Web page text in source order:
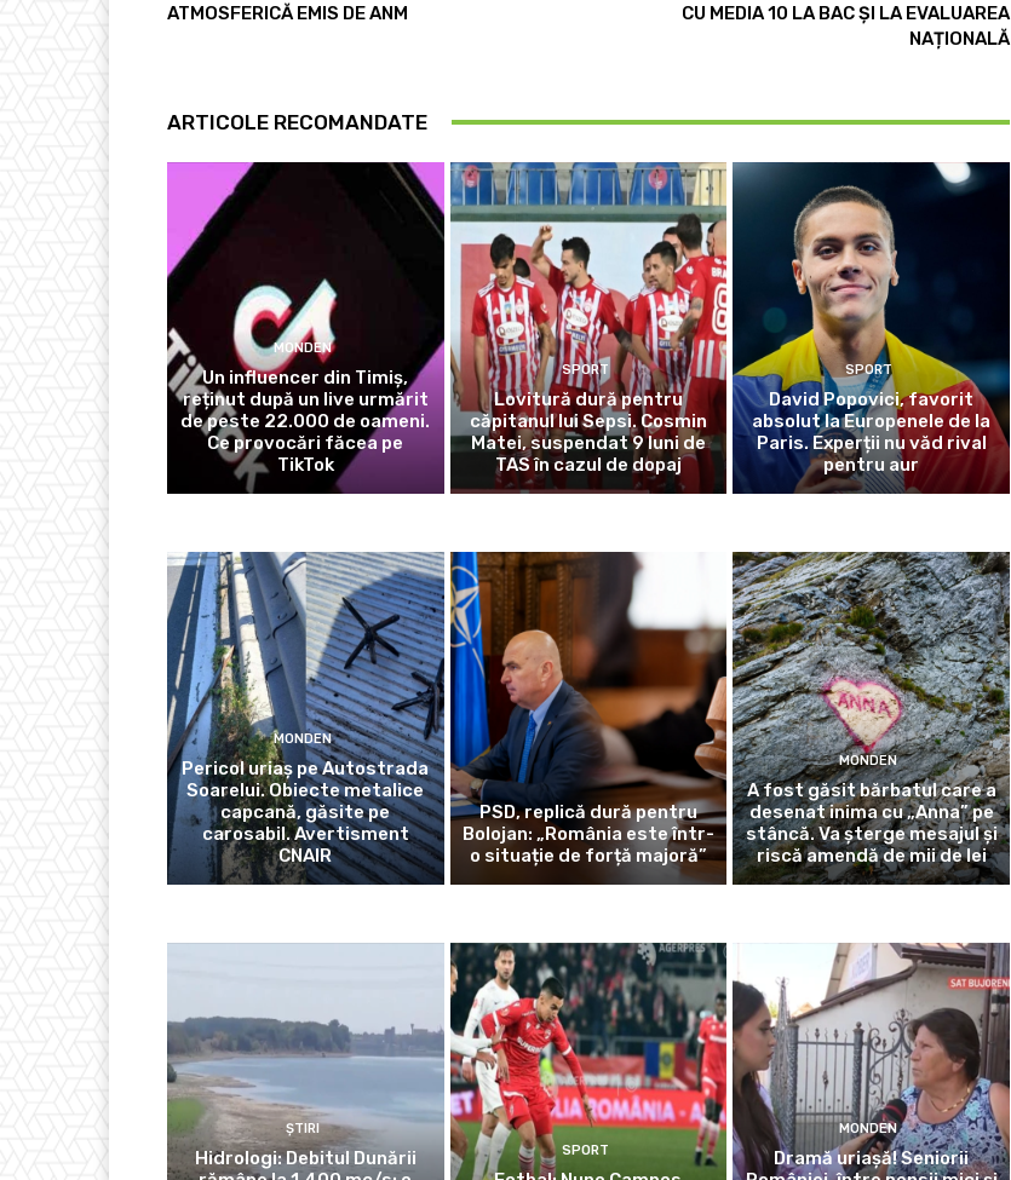
ATMOSFERICĂ EMIS DE ANM
CU MEDIA 10 LA BAC ȘI LA EVALUAREA
NAȚIONALĂ
ARTICOLE RECOMANDATE
MONDEN
Un influencer din Timiș,
reținut după un live urmărit
de peste 22.000 de oameni.
Ce provocări făcea pe
TikTok
SPORT
Lovitură dură pentru
căpitanul lui Sepsi. Cosmin
Matei, suspendat 9 luni de
TAS în cazul de dopaj
SPORT
David Popovici, favorit
absolut la Europenele de la
Paris. Experții nu văd rival
pentru aur
MONDEN
Pericol uriaș pe Autostrada
Soarelui. Obiecte metalice
capcană, găsite pe
carosabil. Avertisment
CNAIR
PSD, replică dură pentru
Bolojan: „România este într-
o situație de forță majoră”
MONDEN
A fost găsit bărbatul care a
desenat inima cu „Anna” pe
stâncă. Va șterge mesajul și
riscă amendă de mii de lei
ȘTIRI
Hidrologi: Debitul Dunării
SPORT
MONDEN
Dramă uriașă! Seniorii